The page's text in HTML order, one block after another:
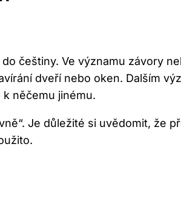
češtiny. Ve významu závory
dveří nebo oken. Dalším
k něčemu jinému.
Je důležité si uvědomit, že